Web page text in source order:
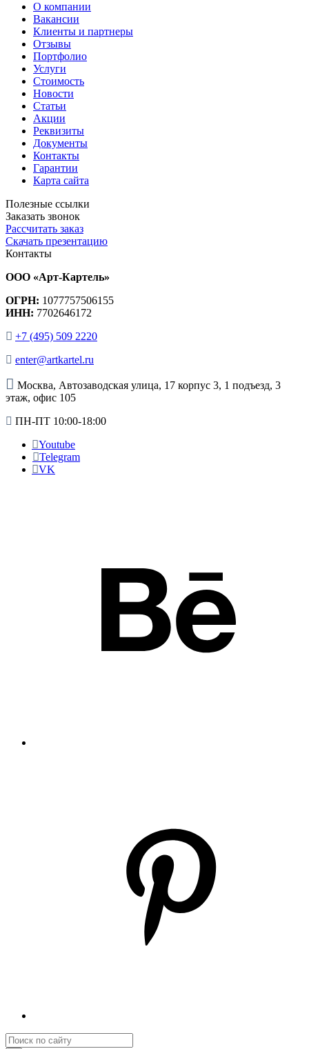
О компании
Вакансии
Клиенты и партнеры
Отзывы
Портфолио
Услуги
Стоимость
Новости
Статьи
Акции
Реквизиты
Документы
Контакты
Гарантии
Карта сайта
Полезные ссылки
Заказать звонок
Рассчитать заказ
Скачать презентацию
Контакты
ООО «Арт-Картель»
ОГРН: 1077757506155
ИНН: 7702646172
+7 (495) 509 2220
enter@artkartel.ru
Москва, Автозаводская улица, 17 корпус 3, 1 подъезд, 3
этаж, офис 105
ПН-ПТ 10:00-18:00
Youtube
Telegram
VK